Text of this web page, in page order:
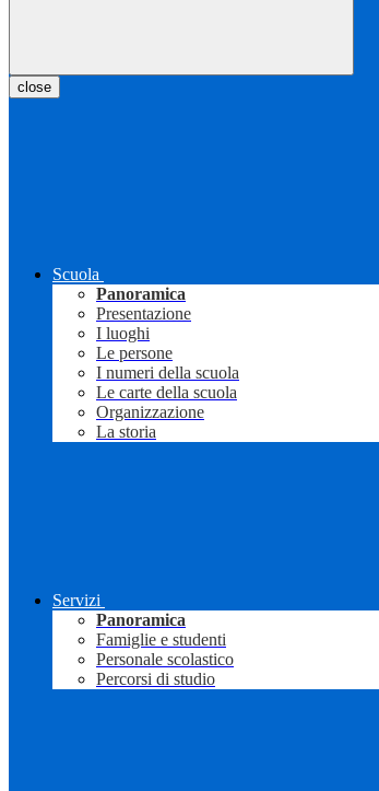
close
Scuola
Panoramica
Presentazione
I luoghi
Le persone
I numeri della scuola
Le carte della scuola
Organizzazione
La storia
Servizi
Panoramica
Famiglie e studenti
Personale scolastico
Percorsi di studio